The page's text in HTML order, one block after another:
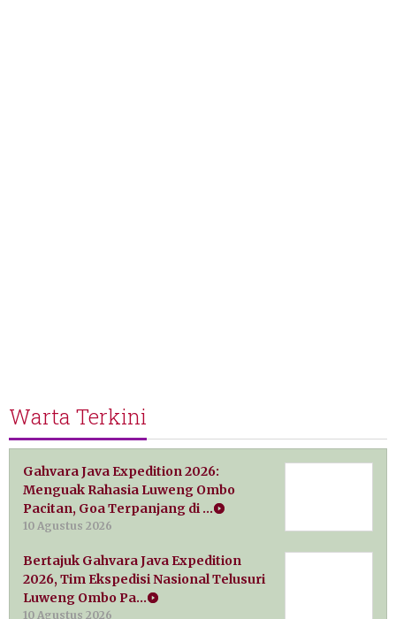
Warta Terkini
Gahvara Java Expedition 2026:
Menguak Rahasia Luweng Ombo
Pacitan, Goa Terpanjang di …
10 Agustus 2026
Bertajuk Gahvara Java Expedition
2026, Tim Ekspedisi Nasional Telusuri
Luweng Ombo Pa…
10 Agustus 2026